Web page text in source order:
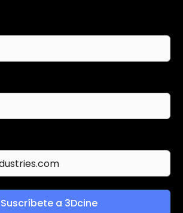
Suscríbete a 3Dcine